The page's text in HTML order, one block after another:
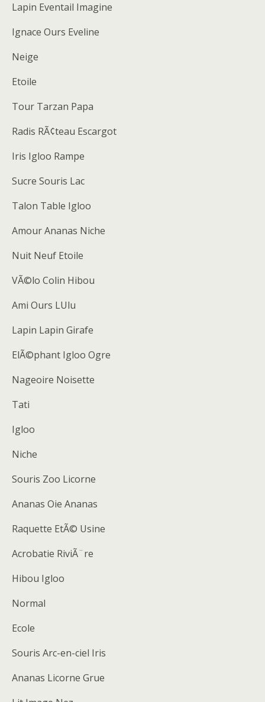
Lapin Eventail Imagine
Ignace Ours Eveline
Neige
Etoile
Tour Tarzan Papa
Radis RÃ¢teau Escargot
Iris Igloo Rampe
Sucre Souris Lac
Talon Table Igloo
Amour Ananas Niche
Nuit Neuf Etoile
VÃ©lo Colin Hibou
Ami Ours LUlu
Lapin Lapin Girafe
ElÃ©phant Igloo Ogre
Nageoire Noisette
Tati
Igloo
Niche
Souris Zoo Licorne
Ananas Oie Ananas
Raquette EtÃ© Usine
Acrobatie RiviÃ¨re
Hibou Igloo
Normal
Ecole
Souris Arc-en-ciel Iris
Ananas Licorne Grue